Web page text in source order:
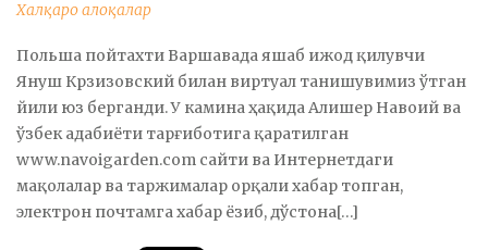
Халқаро алоқалар
Польша пойтахти Варшавада яшаб ижод қилувчи
Януш Крзизовский билан виртуал танишувимиз ўтган
йили юз берганди. У камина ҳақида Алишер Навоий ва
ўзбек адабиёти тарғиботига қаратилган
www.navoigarden.com сайти ва Интернетдаги
мақолалар ва таржималар орқали хабар топган,
электрон почтамга хабар ёзиб, дўстона[…]